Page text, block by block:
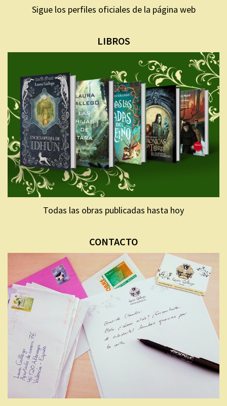
Sigue los perfiles oficiales de la página web
LIBROS
Todas las obras publicadas hasta hoy
CONTACTO